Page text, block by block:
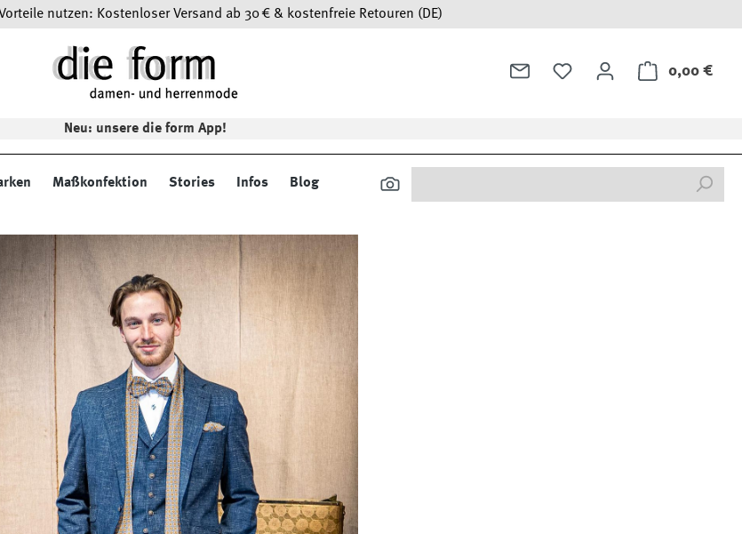
nutzen: Kostenloser Versand ab 30 € & kostenfreie Retouren (DE)
0,00 €
Neu: unsere die form App!
Maßkonfektion Stories Infos Blog